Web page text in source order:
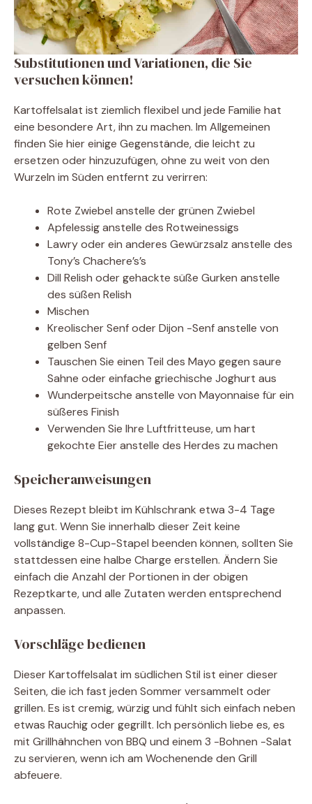
Substitutionen und Variationen, die Sie
versuchen können!
Kartoffelsalat ist ziemlich flexibel und jede Familie hat
eine besondere Art, ihn zu machen. Im Allgemeinen
finden Sie hier einige Gegenstände, die leicht zu
ersetzen oder hinzuzufügen, ohne zu weit von den
Wurzeln im Süden entfernt zu verirren:
Rote Zwiebel anstelle der grünen Zwiebel
Apfelessig anstelle des Rotweinessigs
Lawry oder ein anderes Gewürzsalz anstelle des
Tony’s Chachere’s’s
Dill Relish oder gehackte süße Gurken anstelle
des süßen Relish
Mischen
Kreolischer Senf oder Dijon -Senf anstelle von
gelben Senf
Tauschen Sie einen Teil des Mayo gegen saure
Sahne oder einfache griechische Joghurt aus
Wunderpeitsche anstelle von Mayonnaise für ein
süßeres Finish
Verwenden Sie Ihre Luftfritteuse, um hart
gekochte Eier anstelle des Herdes zu machen
Speicheranweisungen
Dieses Rezept bleibt im Kühlschrank etwa 3-4 Tage
lang gut. Wenn Sie innerhalb dieser Zeit keine
vollständige 8-Cup-Stapel beenden können, sollten Sie
stattdessen eine halbe Charge erstellen. Ändern Sie
einfach die Anzahl der Portionen in der obigen
Rezeptkarte, und alle Zutaten werden entsprechend
anpassen.
Vorschläge bedienen
Dieser Kartoffelsalat im südlichen Stil ist einer dieser
Seiten, die ich fast jeden Sommer versammelt oder
grillen. Es ist cremig, würzig und fühlt sich einfach neben
etwas Rauchig oder gegrillt. Ich persönlich liebe es, es
mit Grillhähnchen von BBQ und einem 3 -Bohnen -Salat
zu servieren, wenn ich am Wochenende den Grill
abfeuere.